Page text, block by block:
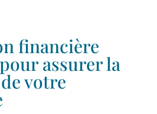
financière
assurer la
votre